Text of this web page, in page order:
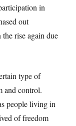
in
out
rise again due
type of
and control.
people living in
of freedom